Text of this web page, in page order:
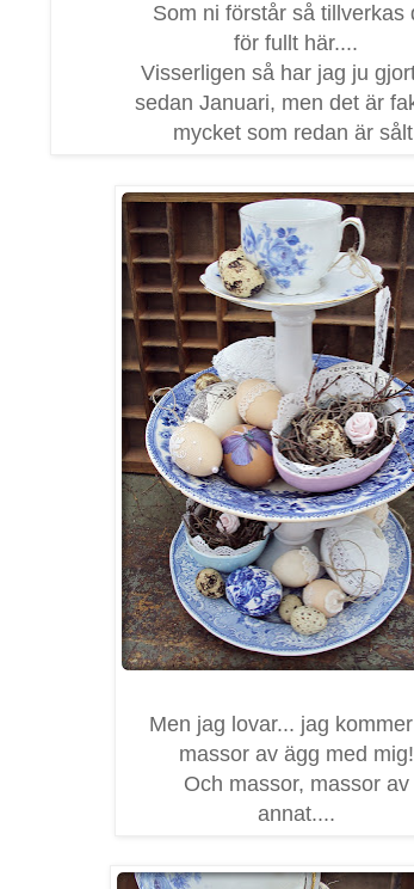
Som ni förstår så tillverkas
för fullt här....
Visserligen så har jag ju
sedan Januari, men det är
mycket som redan är
Men jag lovar... jag
massor av ägg med mig!
Och massor, massor av
annat....